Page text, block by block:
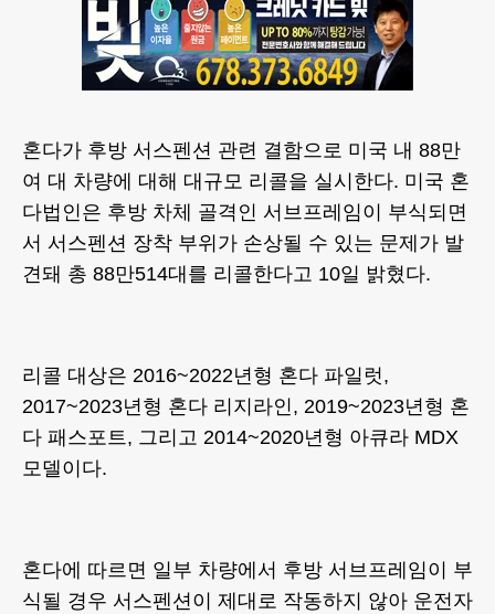
혼다가 후방 서스펜션 관련 결함으로 미국 내 88만
여 대 차량에 대해 대규모 리콜을 실시한다. 미국 혼
다법인은 후방 차체 골격인 서브프레임이 부식되면
서 서스펜션 장착 부위가 손상될 수 있는 문제가 발
견돼 총 88만514대를 리콜한다고 10일 밝혔다.
리콜 대상은 2016~2022년형 혼다 파일럿,
2017~2023년형 혼다 리지라인, 2019~2023년형 혼
다 패스포트, 그리고 2014~2020년형 아큐라 MDX
모델이다.
혼다에 따르면 일부 차량에서 후방 서브프레임이 부
식될 경우 서스펜션이 제대로 작동하지 않아 운전자